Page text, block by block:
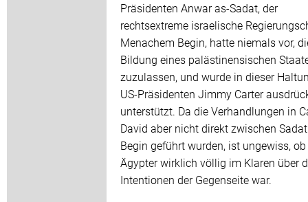
Präsidenten Anwar as-Sadat, der
rechtsextreme israelische
Menachem Begin, hatte niemals vor,
Bildung eines palästinensischen
zuzulassen, und wurde in dieser
US-Präsidenten Jimmy Carter
unterstützt. Da die Verhandlungen in
David aber nicht direkt zwischen
Begin geführt wurden, ist ungewiss,
Ägypter wirklich völlig im Klaren über
Intentionen der Gegenseite war.